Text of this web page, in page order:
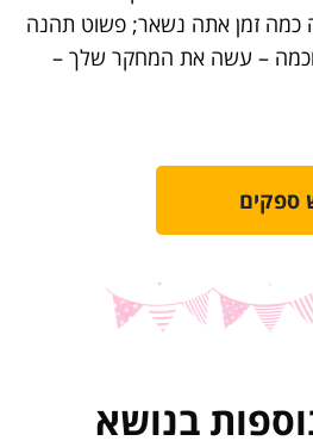
כמה זמן אתה נשאר; פשוט תהנה
– עשה את המחקר שלך –
ספקים
בנושא